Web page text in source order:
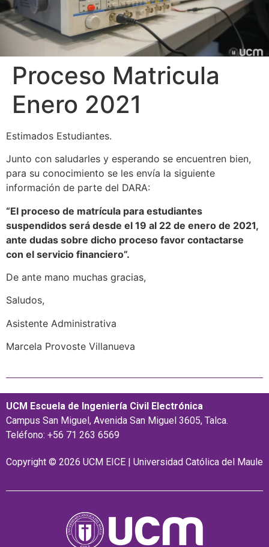
Proceso Matricula
Enero 2021
Estimados Estudiantes.
Junto con saludarles y esperando se encuentren bien,
para su conocimiento se les envía la siguiente
información de parte del DARA:
“El proceso de matrícula para estudiantes
suspendidos será desde el 19 al 22 de enero de 2021,
ante dudas sobre dicho proceso favor contactarse
con el servicio financiero”.
De ante mano muchas gracias,
Saludos,
Asistente Administrativa
Marcela Provoste Villanueva
UCM Escuela de Ingeniería Civil Electrónica
Campus San Miguel, Avenida San Miguel 3605, Talca.
Teléfono: +56 71 263 6569
Copyright © 2026 UCM EICE | Universidad Católica del Maule